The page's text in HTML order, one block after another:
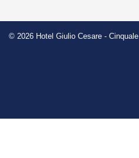
© 2026 Hotel Giulio Cesare - Cinquale